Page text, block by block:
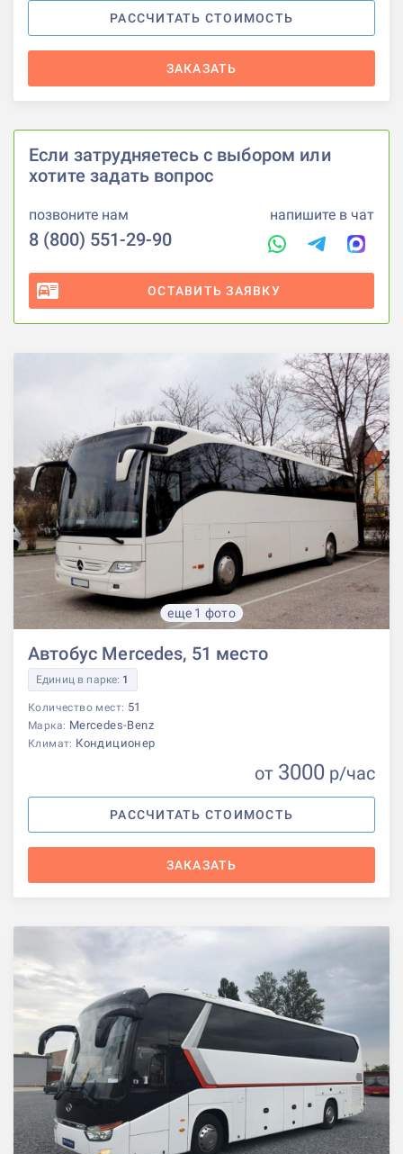
РАССЧИТАТЬ СТОИМОСТЬ
ЗАКАЗАТЬ
еще 1 фото
Автобус Mercedes, 51 место
Единиц в парке: 1
Количество мест: 51
Марка: Mercedes-Benz
Климат: Кондиционер
от 3000 р/час
РАССЧИТАТЬ СТОИМОСТЬ
ЗАКАЗАТЬ
Если затрудняетесь с выбором или
хотите задать вопрос
позвоните нам
8 (800) 551-29-90
напишите в чат
ОСТАВИТЬ ЗАЯВКУ